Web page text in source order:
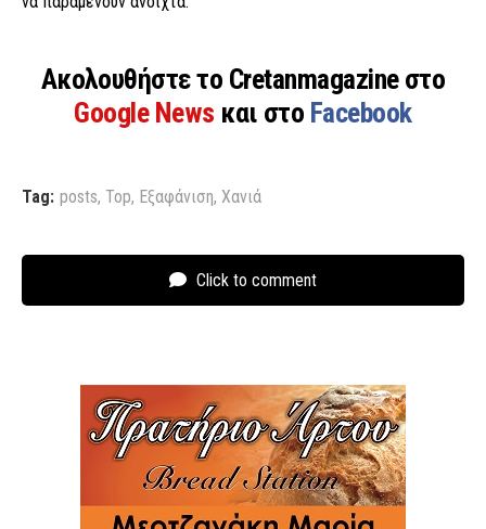
Ακολουθήστε το Cretanmagazine στο
Google News και στο Facebook
Tag: posts, Top, Εξαφάνιση, Χανιά
Click to comment